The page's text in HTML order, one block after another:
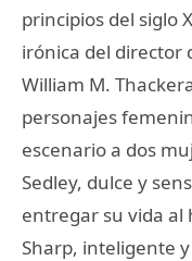
principios del siglo
irónica del director
William M.
personajes
escenario a dos
Sedley, dulce y
entregar su vida al
Sharp, inteligente